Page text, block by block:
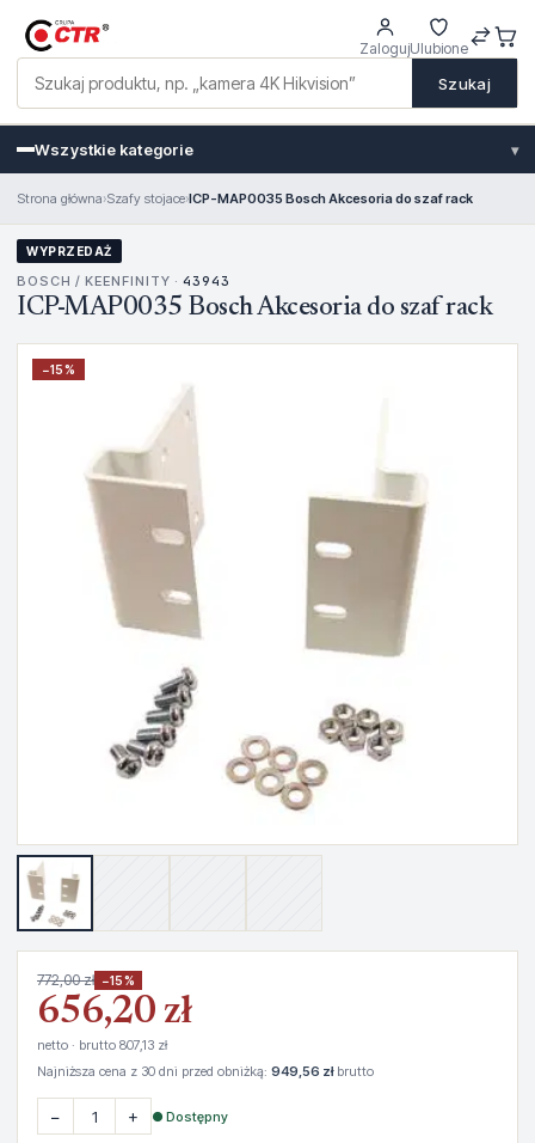
Szukaj
ZalogujUlubione
Wszystkie kategorie ▾
Strona główna›Szafy stojace›ICP-MAP0035 Bosch Akcesoria do szaf rack
WYPRZEDAŻ
BOSCH / KEENFINITY · 43943
ICP-MAP0035 Bosch Akcesoria do szaf rack
−15%
772,00 zł −15%
656,20 zł
netto · brutto 807,13 zł
Najniższa cena z 30 dni przed obniżką: 949,56 złbrutto
− + ● Dostępny